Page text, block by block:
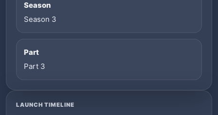
Season
Season 3
Part
Part 3
LAUNCH TIMELINE